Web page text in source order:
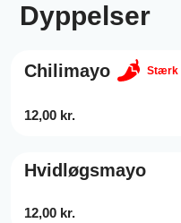
Dyppelser
Chilimayo Stærk
12,00 kr.
Hvidløgsmayo
12,00 kr.